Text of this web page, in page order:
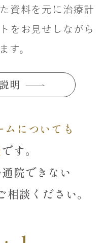
資料を元に治療計
をお見せしながら
す。
明
ムについても
です。
院できない
相談ください。